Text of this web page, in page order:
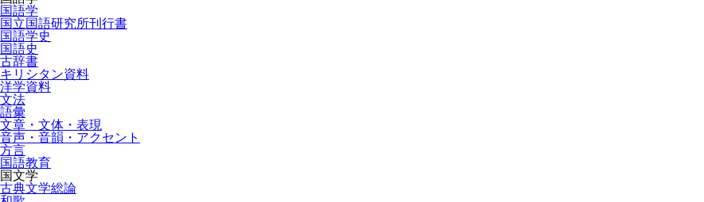
国語学
国立国語研究所刊行書
国語学史
国語史
古辞書
キリシタン資料
洋学資料
文法
語彙
文章・文体・表現
音声・音韻・アクセント
方言
国語教育
国文学
古典文学総論